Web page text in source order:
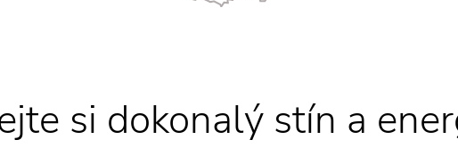
si dokonalý stín a